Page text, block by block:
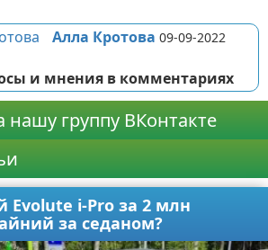
Алла Кротова 09-09-2022
и мнения в комментариях
группу ВКонтакте
Evolute i-Pro за 2 млн
за седаном?